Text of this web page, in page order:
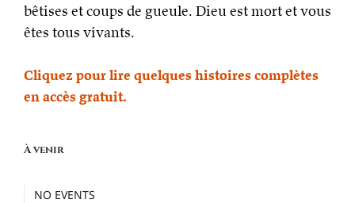
bêtises et coups de gueule. Dieu est mort et vous
êtes tous vivants.
Cliquez pour lire quelques histoires complètes
en accès gratuit.
À venir
NO EVENTS